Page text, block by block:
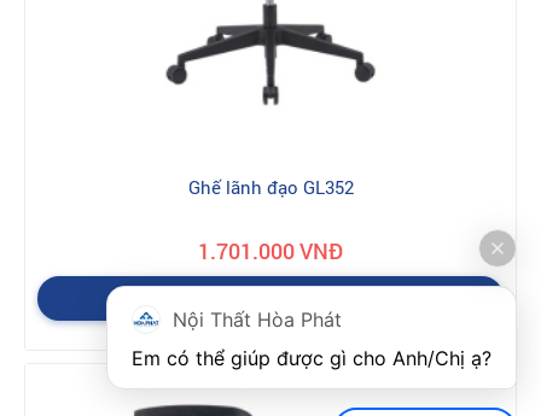
Ghế lãnh đạo GL352
1.701.000 VNĐ
Nội Thất Hòa Phát